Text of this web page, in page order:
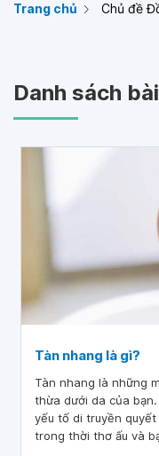
Trang chủ Chủ đề
Danh sách
Tàn nhang là gì?
Tàn nhang là những
thừa dưới da của
yếu tố di truyền
trong thời thơ ấu và